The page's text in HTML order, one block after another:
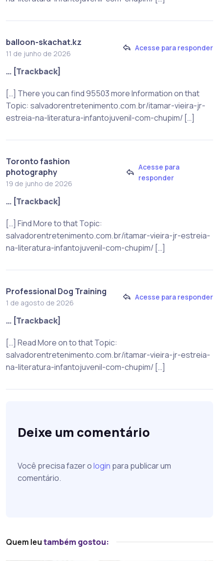
balloon-skachat.kz
11 de junho de 2026
Acesse para responder
… [Trackback]
[…] There you can find 95503 more Information on that
Topic: salvadorentretenimento.com.br/itamar-vieira-jr-
estreia-na-literatura-infantojuvenil-com-chupim/ […]
Toronto fashion
photography
19 de junho de 2026
Acesse para
responder
… [Trackback]
[…] Find More to that Topic:
salvadorentretenimento.com.br/itamar-vieira-jr-estreia-
na-literatura-infantojuvenil-com-chupim/ […]
Professional Dog Training
1 de agosto de 2026
Acesse para responder
… [Trackback]
[…] Read More on to that Topic:
salvadorentretenimento.com.br/itamar-vieira-jr-estreia-
na-literatura-infantojuvenil-com-chupim/ […]
Deixe um comentário
Você precisa fazer ologin para publicar um
comentário.
Quem leutambém gostou: